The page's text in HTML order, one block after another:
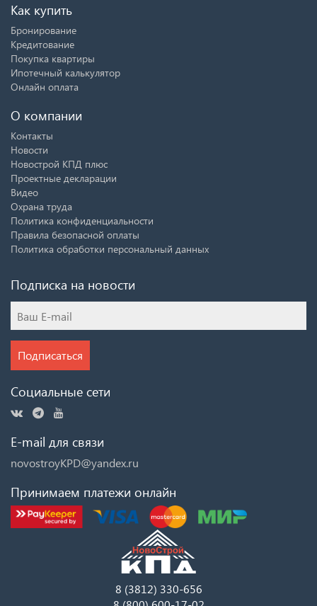
Как купить
Бронирование
Кредитование
Покупка квартиры
Ипотечный калькулятор
Онлайн оплата
О компании
Контакты
Новости
Новострой КПД плюс
Проектные декларации
Видео
Охрана труда
Политика конфиденциальности
Правила безопасной оплаты
Политика обработки персональный данных
Подписка на новости
Подписаться
Социальные сети
E-mail для связи
novostroyKPD@yandex.ru
Принимаем платежи онлайн
8 (3812) 330-656